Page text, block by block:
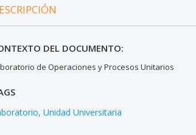
DEL DOCUMENTO:
de Operaciones y Procesos Unitarios
Unidad Universitaria